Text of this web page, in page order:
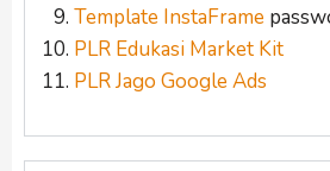
Template InstaFrame
PLR Edukasi Market Kit
PLR Jago Google Ads